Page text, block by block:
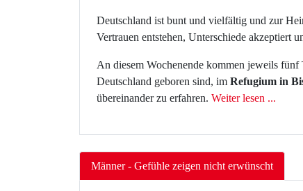
Deutschland ist bunt und vielfältig und zur
Vertrauen entstehen, Unterschiede akzeptiert
An diesem Wochenende kommen jeweils
Deutschland geboren sind, im Refugium in
übereinander zu erfahren. Weiter lesen ...
Männer - Gefühle zeigen nicht erwünscht